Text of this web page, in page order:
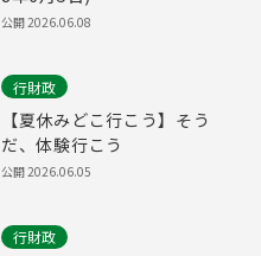
公開 2026.06.08
行財政
【夏休みどこ行こう】そう
だ、体験行こう
公開 2026.06.05
行財政